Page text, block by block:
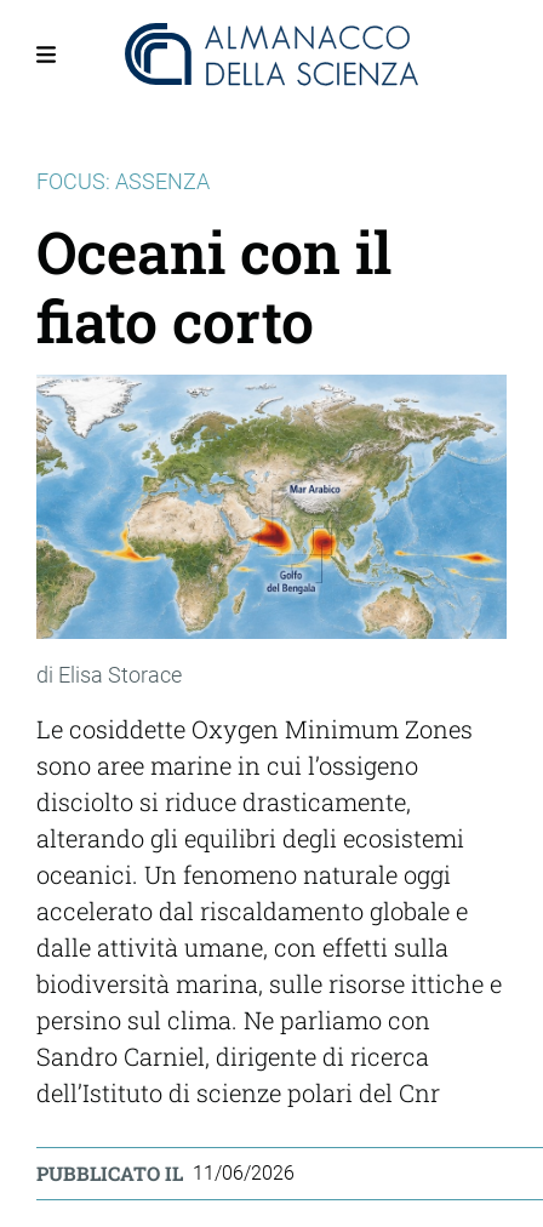
FOCUS: ASSENZA
Oceani con il
fiato corto
di Elisa Storace
Le cosiddette Oxygen Minimum Zones
sono aree marine in cui l’ossigeno
disciolto si riduce drasticamente,
alterando gli equilibri degli ecosistemi
oceanici. Un fenomeno naturale oggi
accelerato dal riscaldamento globale e
dalle attività umane, con effetti sulla
biodiversità marina, sulle risorse ittiche e
persino sul clima. Ne parliamo con
Sandro Carniel, dirigente di ricerca
dell’Istituto di scienze polari del Cnr
PUBBLICATO IL 11/06/2026